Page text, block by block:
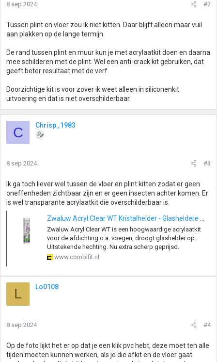
8 sep 2024 #2
Tussen plint en vloer zou ik niet kitten. Daar blijft alleen maar vuil
aan plakken op de lange termijn.
De rand tussen plint en muur kun je met acrylaatkit doen en daarna
mee schilderen met de plint. Wel een anti-crack kit gebruiken, dat
geeft beter resultaat met de verf.
Doorzichtige kit is voor zover ik weet alleen in siliconenkit
uitvoering en dat is niet overschilderbaar.
C Chrisp_1983
8 sep 2024 #3
Ik ga toch liever wel tussen de vloer en plint kitten zodat er geen
oneffenheden zichtbaar zijn en er geen insecten achter komen. Er
is wel transparante acrylaatkit die overschilderbaar is.
Zwaluw Acryl Clear WT Kristalhelder - Glasheldere Kit - Combifit
Zwaluw Acryl Clear WT is een hoogwaardige acrylaatkit
voor de afdichting o.a. voegen, droogt glashelder op.
Uitstekende hechting. Nu extra scherp geprijsd.
www.combifit.nl
L Lo0108
8 sep 2024 #4
Op de foto lijkt het er op dat je een klik pvc hebt, deze moet ten alle
tijden moeten kunnen werken, als je die afkit en de vloer gaat